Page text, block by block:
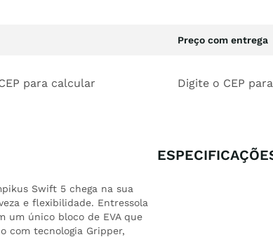
Preço com entrega
para calcular Digite o CEP
Swift 5 chega na sua
e flexibilidade. Entressola
um único bloco de EVA que
com tecnologia Gripper,